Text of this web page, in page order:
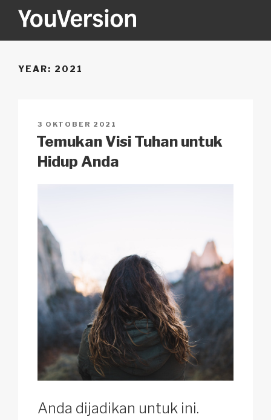
YOUVERSION
YEAR: 2021
POSTED
ON
3 OKTOBER 2021
Temukan Visi Tuhan untuk
Hidup Anda
Anda dijadikan untuk ini.